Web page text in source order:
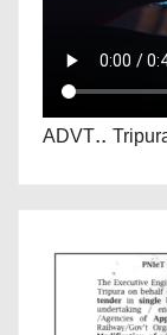
ADVT..